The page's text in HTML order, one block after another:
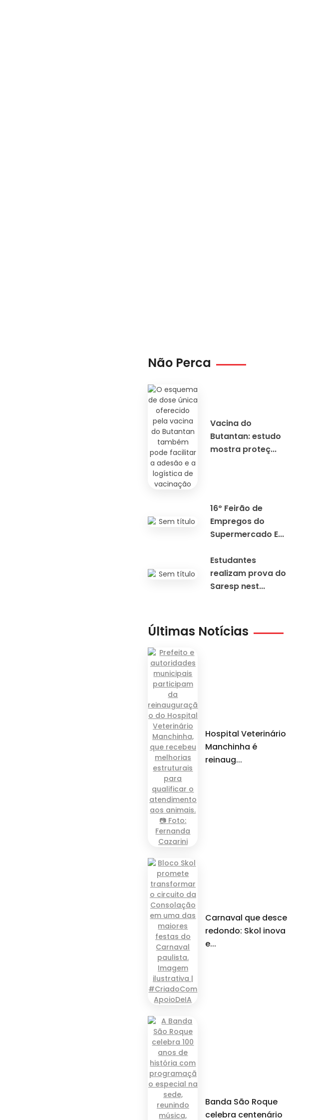
Não Perca
Vacina do
Butantan: estudo
mostra proteç...
16º Feirão de
Empregos do
Supermercado E...
Estudantes
realizam prova do
Saresp nest...
Últimas Notícias
Hospital Veterinário
Manchinha é
reinaug...
Carnaval que desce
redondo: Skol inova
e...
Banda São Roque
celebra centenário